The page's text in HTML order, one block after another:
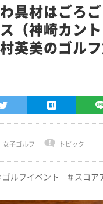
具材はごろ
（神崎カン
英美のゴル
女子ゴルフ トピック
ゴルフイベント スコア